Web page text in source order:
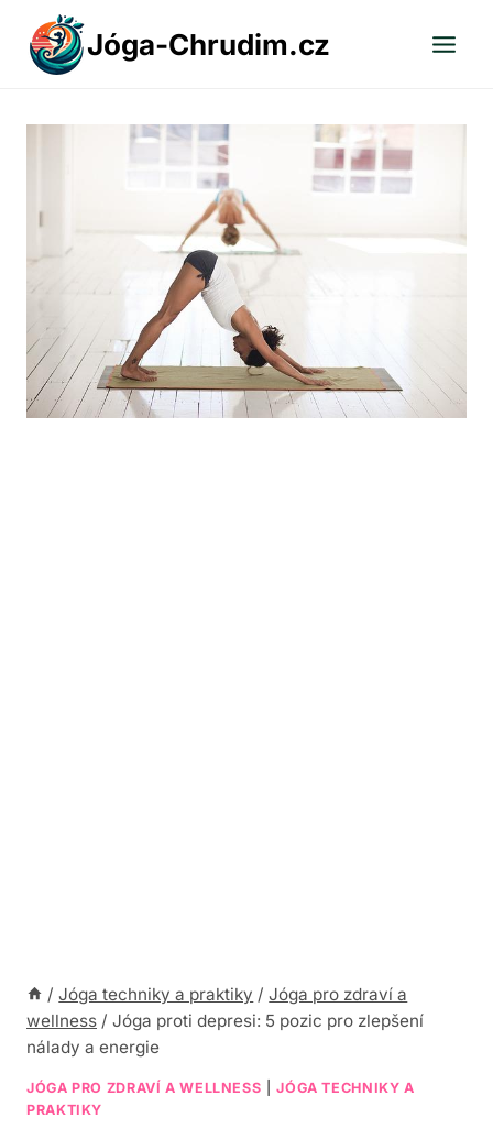
Přeskočit
obsah
Jóga-Chrudim.cz
/ Jóga techniky a praktiky / Jóga pro zdraví a
wellness / Jóga proti depresi: 5 pozic pro zlepšení
nálady a energie
JÓGA PRO ZDRAVÍ A WELLNESS |JÓGA TECHNIKY A
PRAKTIKY